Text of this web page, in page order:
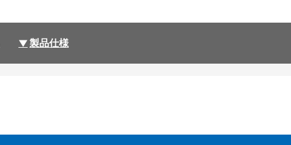
製品仕様